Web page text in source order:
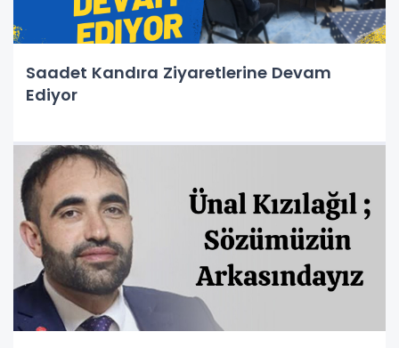
Saadet Kandıra Ziyaretlerine Devam
Ediyor